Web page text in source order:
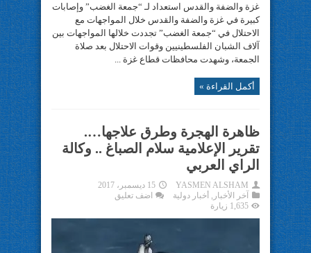
غزة والضفة والقدس استعداد لـ “جمعة الغضب” وإصابات
كبيرة في غزة والضفة والقدس خلال المواجهات مع
الاحتلال في “جمعة الغضب” تجددت خلالها المواجهات بين
آلاف الشبان الفلسطينيين وقوات الاحتلال بعد صلاة
الجمعة، وشهدت محافظات قطاع غزة ...
أكمل القراءة »
ظاهرة الهجرة وطرق علاجها….
تقرير الإعلامية سلام الصباغ .. وكالة
الراي العربي
YASMEN ALSHAM
15 ديسمبر، 2017
آخر الأخبار , أخبار دولية
اضف تعليق
1,635 زيارة